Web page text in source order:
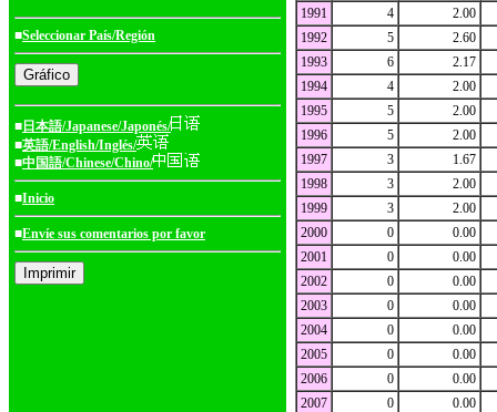
■Seleccionar País/Región
■ 日本語/Japanese/Japonés/
■英語/English/Inglés/
■中国語/Chinese/Chino/
■Inicio
■Envíe sus comentarios por favor
1991
4
2.00
1992
5
2.60
1993
6
2.17
1994
4
2.00
1995
5
2.00
1996
5
2.00
1997
3
1.67
1998
3
2.00
1999
3
2.00
2000
0
0.00
2001
0
0.00
2002
0
0.00
2003
0
0.00
2004
0
0.00
2005
0
0.00
2006
0
0.00
2007
0
0.00